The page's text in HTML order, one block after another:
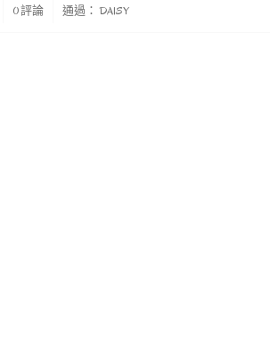
0 評論 通過： DAISY